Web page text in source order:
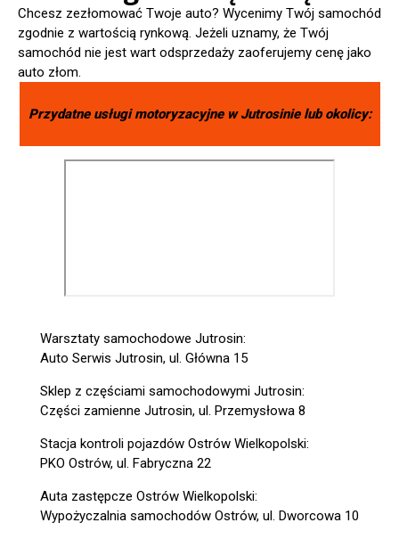
Chcesz zezłomować Twoje auto? Wycenimy Twój samochód
zgodnie z wartością rynkową. Jeżeli uznamy, że Twój
samochód nie jest wart odsprzedaży zaoferujemy cenę jako
auto złom.
Przydatne usługi motoryzacyjne wJutrosinielub okolicy:
Warsztaty samochodowe Jutrosin:
Auto Serwis Jutrosin, ul. Główna 15
Sklep z częściami samochodowymi Jutrosin:
Części zamienne Jutrosin, ul. Przemysłowa 8
Stacja kontroli pojazdów Ostrów Wielkopolski:
PKO Ostrów, ul. Fabryczna 22
Auta zastępcze Ostrów Wielkopolski:
Wypożyczalnia samochodów Ostrów, ul. Dworcowa 10